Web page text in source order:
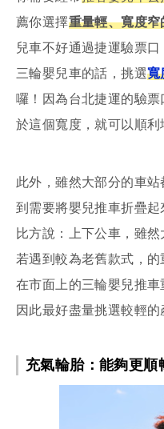
薦你選擇重量輕、寬度窄
兒車不好通過捷運驗票
三輪嬰兒車的話，挑選寬
囉！因為台北捷運的驗
於這個寬度，就可以順利
此外，雖然大部分的車
到需要將嬰兒推車折疊起
比方說：上下公車，雖
若遇到較為老舊款式，
在市面上的三輪嬰兒推車
因此最好盡量挑選較輕的
充氣輪胎：能夠更順